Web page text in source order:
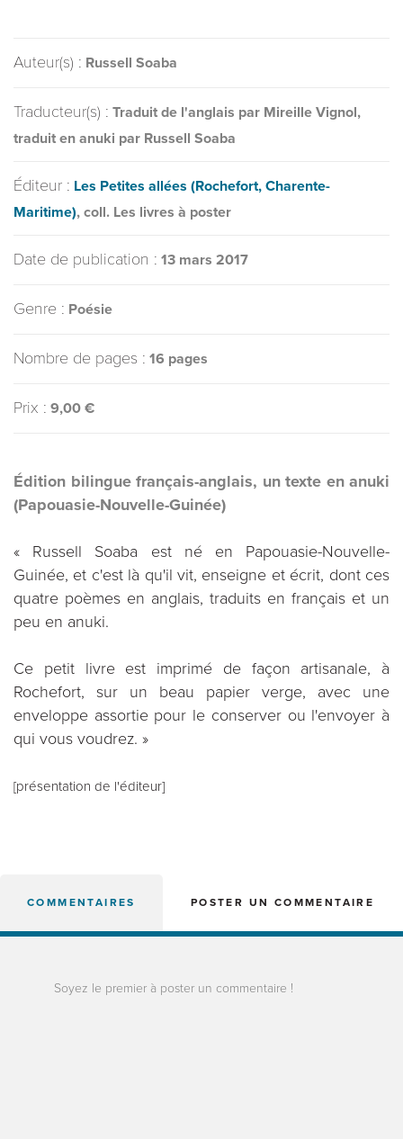
Auteur(s) : Russell Soaba
Traducteur(s) : Traduit de l'anglais par Mireille Vignol,
traduit en anuki par Russell Soaba
Éditeur : Les Petites allées (Rochefort, Charente-
Maritime), coll. Les livres à poster
Date de publication : 13 mars 2017
Genre : Poésie
Nombre de pages : 16 pages
Prix : 9,00 €
Édition bilingue français-anglais, un texte en anuki
(Papouasie-Nouvelle-Guinée)
« Russell Soaba est né en Papouasie-Nouvelle-
Guinée, et c'est là qu'il vit, enseigne et écrit, dont ces
quatre poèmes en anglais, traduits en français et un
peu en anuki.
Ce petit livre est imprimé de façon artisanale, à
Rochefort, sur un beau papier verge, avec une
enveloppe assortie pour le conserver ou l'envoyer à
qui vous voudrez. »
[présentation de l'éditeur]
COMMENTAIRES POSTER UN COMMENTAIRE
Soyez le premier à poster un commentaire !